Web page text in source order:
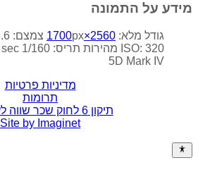
מידע על התמונה
גודל מלא: 2560×1700
px צמצם: f/5.6
ISO: 320 מהירות תריס: 1/160 sec
5D Mark IV
מדיניות פרטיות
תרומות
תיקון 6 לחוק שכר שווה לעובד/ת
Site by Imaginet